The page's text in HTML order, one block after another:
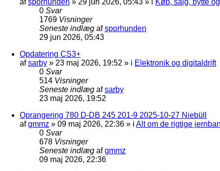
0 Svar
1769 Visninger
Seneste indlæg afsporhunden
29 jun 2026, 05:43
Opdatering CS3+
afsarby » 23 maj 2026, 19:52 » i Elektronik og digitaldrift
0 Svar
514 Visninger
Seneste indlæg afsarby
23 maj 2026, 19:52
Oprangering 780 D-DB 245 201-9 2025-10-27 Niebüll
afgmmz » 09 maj 2026, 22:36 » i Alt om de rigtige
0 Svar
678 Visninger
Seneste indlæg afgmmz
09 maj 2026, 22:36